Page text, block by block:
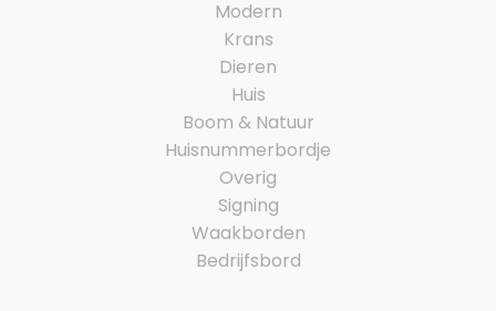
Modern
Krans
Dieren
Huis
Boom & Natuur
Huisnummerbordje
Overig
Signing
Waakborden
Bedrijfsbord